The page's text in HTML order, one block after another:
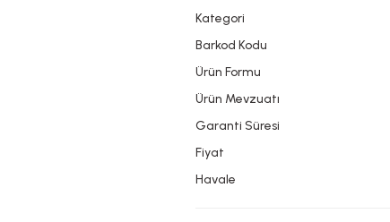
Kategori
Barkod Kodu
Ürün Formu
Ürün Mevzuatı
Garanti Süresi
Fiyat
Havale